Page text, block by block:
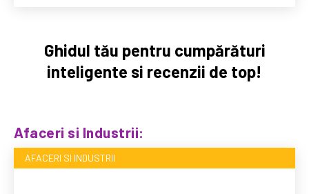
Ghidul tău pentru cumpărături
inteligente si recenzii de top!
Afaceri si Industrii:
AFACERI SI INDUSTRII